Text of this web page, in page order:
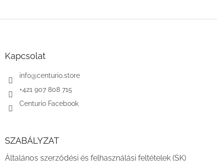
Kapcsolat
info@centurio.store
+421 907 808 715
Centurio Facebook
SZABÁLYZAT
Általános szerződési és felhasználási feltételek (SK)